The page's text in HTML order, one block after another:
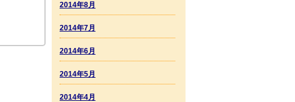
2014年8月
2014年7月
2014年6月
2014年5月
2014年4月